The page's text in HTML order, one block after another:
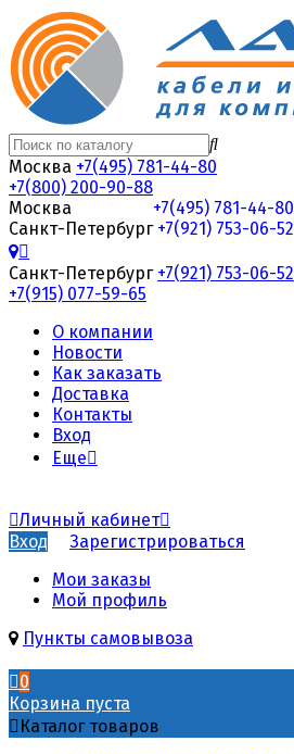
Москва +7(495) 781-44-80
+7(800) 200-90-88
Москва
+7(495) 781-44-80
Санкт-Петербург +7(921) 753-06-52
Санкт-Петербург +7(921) 753-06-52
+7(915) 077-59-65
О компании
Новости
Как заказать
Доставка
Контакты
Вход
Еще
Личный кабинет
Вход
Зарегистрироваться
Мои заказы
Мой профиль
Пункты самовывоза
0
Корзина пуста
Каталог товаров